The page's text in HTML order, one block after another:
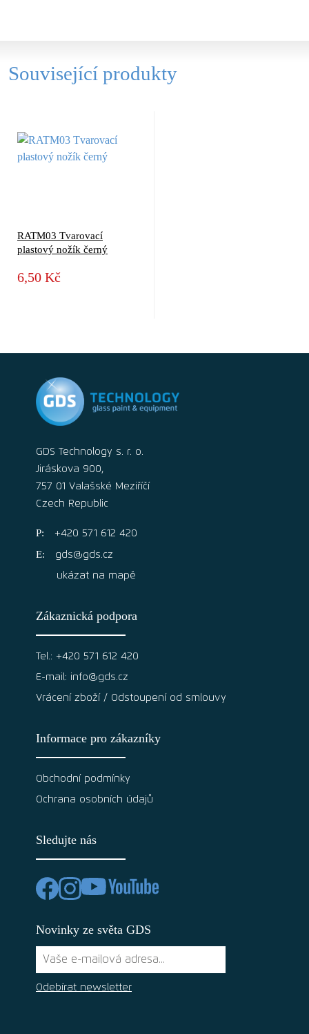
Související produkty
RATM03 Tvarovací
plastový nožík černý
6,50 Kč
GDS Technology s. r. o.
Jiráskova 900,
757 01 Valašské Meziříčí
Czech Republic
+420 571 612 420
gds@gds.cz
ukázat na mapě
Zákaznická podpora
Tel.: +420 571 612 420
E-mail: info@gds.cz
Vrácení zboží / Odstoupení od smlouvy
Informace pro zákazníky
Obchodní podmínky
Ochrana osobních údajů
Sledujte nás
Novinky ze světa GDS
Odebírat newsletter